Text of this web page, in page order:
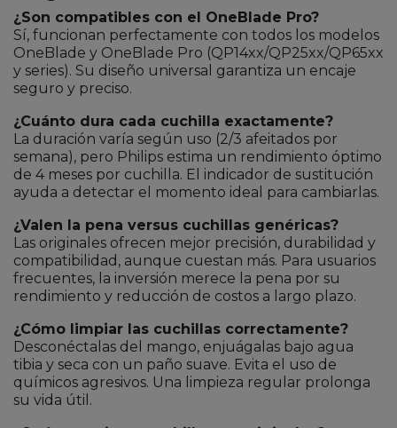
¿Son compatibles con el OneBlade Pro?
Sí, funcionan perfectamente con todos los modelos
OneBlade y OneBlade Pro (QP14xx/QP25xx/QP65xx
y series). Su diseño universal garantiza un encaje
seguro y preciso.
¿Cuánto dura cada cuchilla exactamente?
La duración varía según uso (2/3 afeitados por
semana), pero Philips estima un rendimiento óptimo
de 4 meses por cuchilla. El indicador de sustitución
ayuda a detectar el momento ideal para cambiarlas.
¿Valen la pena versus cuchillas genéricas?
Las originales ofrecen mejor precisión, durabilidad y
compatibilidad, aunque cuestan más. Para usuarios
frecuentes, la inversión merece la pena por su
rendimiento y reducción de costos a largo plazo.
¿Cómo limpiar las cuchillas correctamente?
Desconéctalas del mango, enjuágalas bajo agua
tibia y seca con un paño suave. Evita el uso de
químicos agresivos. Una limpieza regular prolonga
su vida útil.